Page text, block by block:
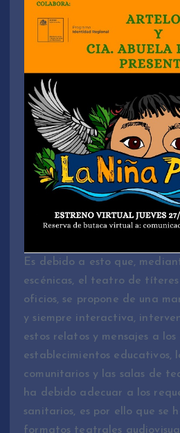
Es debido a esto que,
escénicas, el teatro de
oficios, se propone de una
y siempre interactiva,
estos relatos y mensajes a los
establecimientos educativos,
comunitarios y las salas de
ha debido adecuar a los
sanitarios, es por ello que se
formatos teatrales